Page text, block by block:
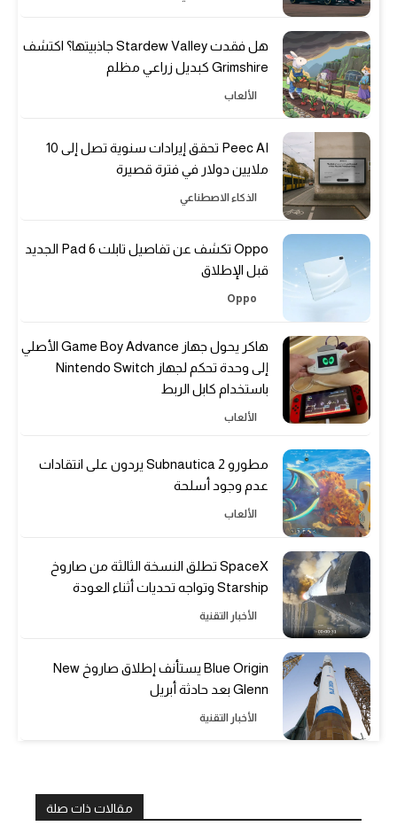
هل فقدت Stardew Valley جاذبيتها؟ اكتشف
Grimshire كبديل زراعي مظلم
الألعاب
Peec AI تحقق إيرادات سنوية تصل إلى 10
ملايين دولار في فترة قصيرة
الذكاء الاصطناعي
Oppo تكشف عن تفاصيل تابلت Pad 6 الجديد
قبل الإطلاق
Oppo
هاكر يحول جهاز Game Boy Advance الأصلي
إلى وحدة تحكم لجهاز Nintendo Switch
باستخدام كابل الربط
الألعاب
مطورو Subnautica 2 يردون على انتقادات
عدم وجود أسلحة
الألعاب
SpaceX تطلق النسخة الثالثة من صاروخ
Starship وتواجه تحديات أثناء العودة
الأخبار التقنية
Blue Origin يستأنف إطلاق صاروخ New
Glenn بعد حادثة أبريل
الأخبار التقنية
مقالات ذات صلة